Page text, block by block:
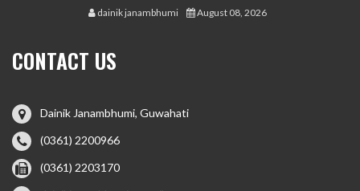
dainik janambhumi August 08, 2026
CONTACT US
Dainik Janambhumi, Guwahati
(0361) 2200966
(0361) 2203170